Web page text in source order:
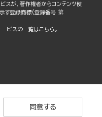
スが、著作権者からコンテンツ使
す登録商標(登録番号 第
ビスの一覧はこちら。
同意する